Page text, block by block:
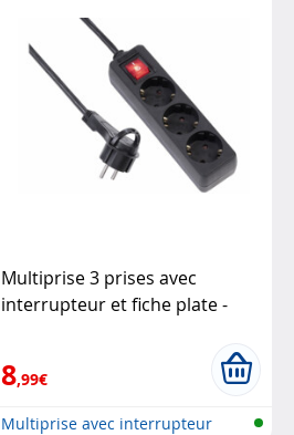
Multiprise 3 prises avec
interrupteur et fiche plate -
8,99€
Multiprise avec interrupteur